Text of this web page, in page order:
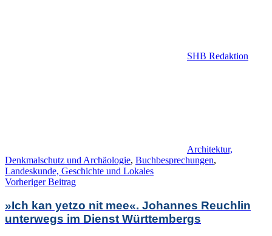
SHB Redaktion
Architektur,
Denkmalschutz und Archäologie, Buchbesprechungen,
Landeskunde, Geschichte und Lokales
Beitragsnavigation
Vorheriger Beitrag
»Ich kan yetzo nit mee«. Johannes Reuchlin
unterwegs im Dienst Württembergs